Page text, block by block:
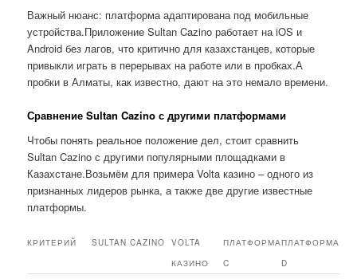
Важный нюанс: платформа адаптирована под мобильные
устройства.Приложение Sultan Cazino работает на iOS и
Android без лагов, что критично для казахстанцев, которые
привыкли играть в перерывах на работе или в пробках.А
пробки в Алматы, как известно, дают на это немало времени.
Сравнение Sultan Cazino с другими платформами
Чтобы понять реальное положение дел, стоит сравнить
Sultan Cazino с другими популярными площадками в
Казахстане.Возьмём для примера Volta казино – одного из
признанных лидеров рынка, а также две другие известные
платформы.
КРИТЕРИЙ SULTAN CAZINO
VOLTA
КАЗИНО
ПЛАТФОРМА
C
ПЛАТФОРМА
D